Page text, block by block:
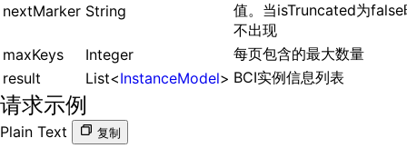
nextMarker String
值。当isTruncated为false
不出现
maxKeys
Integer
每页包含的最大数量
result
List<InstanceModel> BCI实例信息列表
请求示例
Plain Text 复制